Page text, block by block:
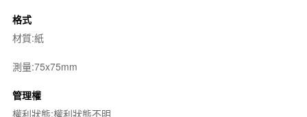
格式
材質:紙
測量:75x75mm
管理權
權利狀態:權利狀態不明